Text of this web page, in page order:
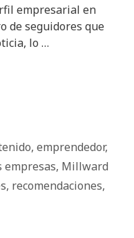
empresarial en
de seguidores que
lo …
, emprendedor,
empresas, Millward
, recomendaciones,